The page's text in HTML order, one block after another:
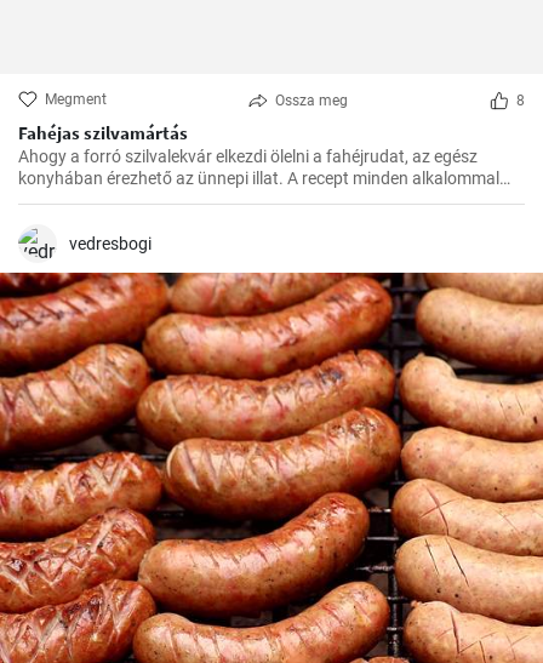
Megment Ossza meg 8
Fahéjas szilvamártás
Ahogy a forró szilvalekvár elkezdi ölelni a fahéjrudat, az egész
konyhában érezhető az ünnepi illat. A recept minden alkalommal
sikerül, és nagyon gyorsan elkészül. Családom és barátaim mindig
vedresbogi